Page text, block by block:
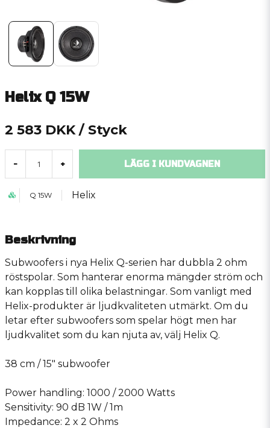
Helix Q 15W
2 583 DKK / Styck
- + LÄGG I KUNDVAGNEN
Q 15W Helix
Beskrivning
Subwoofers i nya Helix Q-serien har dubbla 2 ohm
röstspolar. Som hanterar enorma mängder ström och
kan kopplas till olika belastningar. Som vanligt med
Helix-produkter är ljudkvaliteten utmärkt. Om du
letar efter subwoofers som spelar högt men har
ljudkvalitet som du kan njuta av, välj Helix Q.
38 cm / 15″ subwoofer
Power handling: 1000 / 2000 Watts
Sensitivity: 90 dB 1W / 1m
Impedance: 2 x 2 Ohms